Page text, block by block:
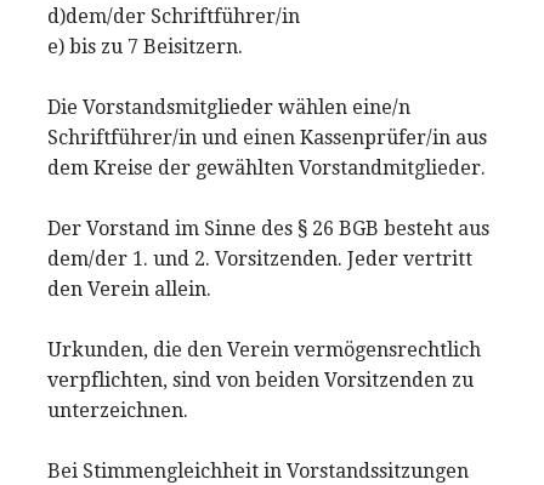
d)dem/der Schriftführer/in
e) bis zu 7 Beisitzern.
Die Vorstandsmitglieder wählen eine/n
Schriftführer/in und einen Kassenprüfer/in aus
dem Kreise der gewählten Vorstandmitglieder.
Der Vorstand im Sinne des § 26 BGB besteht aus
dem/der 1. und 2. Vorsitzenden. Jeder vertritt
den Verein allein.
Urkunden, die den Verein vermögensrechtlich
verpflichten, sind von beiden Vorsitzenden zu
unterzeichnen.
Bei Stimmengleichheit in Vorstandssitzungen